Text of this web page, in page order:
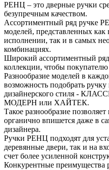
РЕНЦ – это дверные ручки
безупречным качеством.
Ассортиментный ряд ручке
моделей, представленных как
исполнении, так и в самых
комбинациях.
Широкий ассортиментный
коллекции, чтобы
Разнообразие моделей в
возможность подобрать
дизайнерского стиля -
МОДЕРН или ХАЙТЕК.
Такое разнообразие
органично впишется даже в
дизайнера.
Ручки РЕНЦ подходят для
деревянные двери, так и на
счет более усиленной
Конкурентные